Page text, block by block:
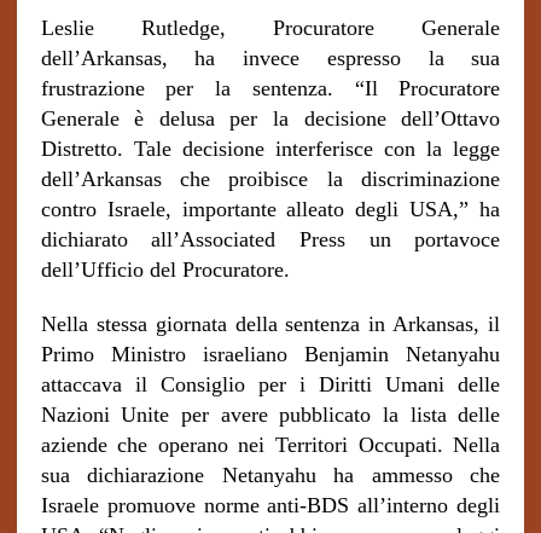
Leslie Rutledge, Procuratore Generale
dell’Arkansas, ha invece espresso la sua
frustrazione per la sentenza. “Il Procuratore
Generale è delusa per la decisione dell’Ottavo
Distretto. Tale decisione interferisce con la legge
dell’Arkansas che proibisce la discriminazione
contro Israele, importante alleato degli USA,” ha
dichiarato all’Associated Press un portavoce
dell’Ufficio del Procuratore.
Nella stessa giornata della sentenza in Arkansas, il
Primo Ministro israeliano Benjamin Netanyahu
attaccava il Consiglio per i Diritti Umani delle
Nazioni Unite per avere pubblicato la lista delle
aziende che operano nei Territori Occupati. Nella
sua dichiarazione Netanyahu ha ammesso che
Israele promuove norme anti-BDS all’interno degli